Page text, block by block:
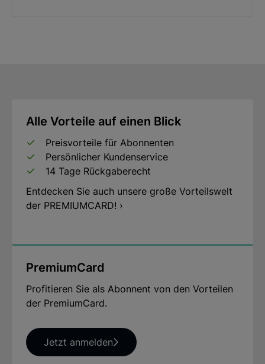
Alle Vorteile auf einen Blick
Preisvorteile für Abonnenten
Persönlicher Kundenservice
14 Tage Rückgaberecht
Entdecken Sie auch unsere große Vorteilswelt
der PREMIUMCARD! ›
PremiumCard
Profitieren Sie als Abonnent von den Vorteilen
der PremiumCard.
Jetzt anmelden